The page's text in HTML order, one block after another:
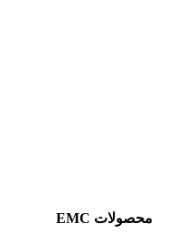
محصولات EMC